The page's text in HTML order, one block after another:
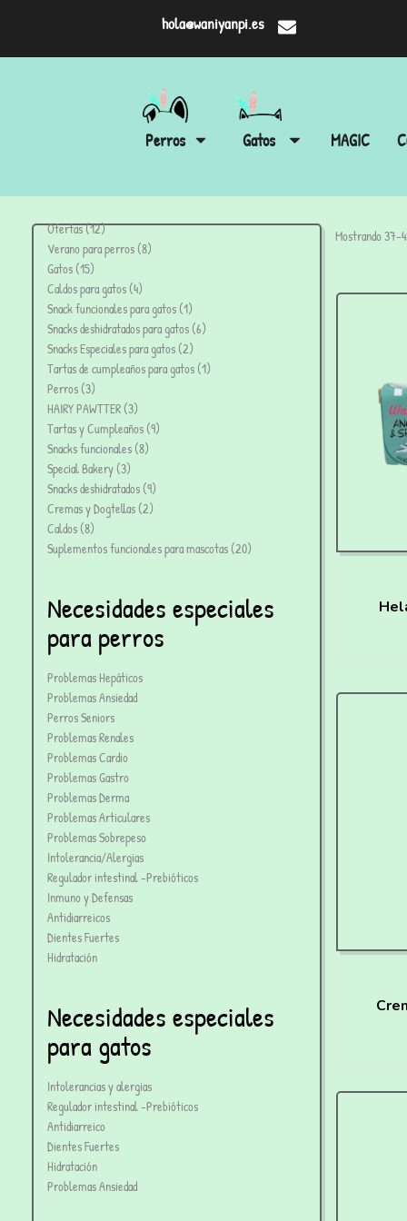
hola@waniyanpi.es
Perros Gatos MAGIC
Ofertas 12
Verano para perros 8
Gatos 15
Caldos para gatos 4
Snack funcionales para gatos 1
Snacks deshidratados para gatos 6
Snacks Especiales para gatos 2
Tartas de cumpleaños para gatos 1
Perros 3
HAIRY PAWTTER 3
Tartas y Cumpleaños 9
Snacks funcionales 8
Special Bakery 3
Snacks deshidratados 9
Cremas y Dogtellas 2
Caldos 8
Suplementos funcionales para mascotas 20
Necesidades especiales
para perros
Problemas Hepáticos
Problemas Ansiedad
Perros Seniors
Problemas Renales
Problemas Cardio
Problemas Gastro
Problemas Derma
Problemas Articulares
Problemas Sobrepeso
Intolerancia/Alergias
Regulador intestinal -Prebióticos
Inmuno y Defensas
Antidiarreicos
Dientes Fuertes
Hidratación
Necesidades especiales
para gatos
Intolerancias y alergias
Regulador intestinal -Prebióticos
Antidiarreico
Dientes Fuertes
Hidratación
Problemas Ansiedad
Mostrando